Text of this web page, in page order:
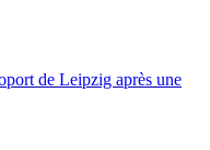
de Leipzig après une